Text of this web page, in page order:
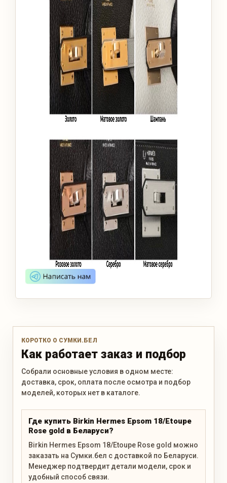
КОРОТКО О СУМКИ.БЕЛ
Как работает заказ и подбор
Собрали основные условия в одном месте:
доставка, срок, оплата после осмотра и подбор
моделей, которых нет в каталоге.
Где купить Birkin Hermes Epsom 18/Etoupe
Rose gold в Беларуси?
Birkin Hermes Epsom 18/Etoupe Rose gold можно
заказать на Сумки.бел с доставкой по Беларуси.
Менеджер подтвердит детали модели, срок и
удобный способ связи.